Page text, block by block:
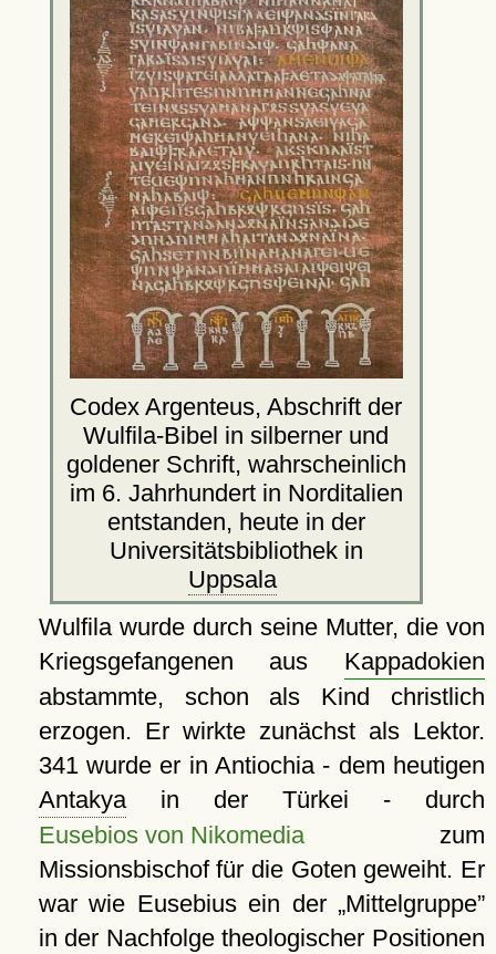
Codex Argenteus, Abschrift der
Wulfila-Bibel in silberner und
goldener Schrift, wahrscheinlich
im 6. Jahrhundert in Norditalien
entstanden, heute in der
Universitätsbibliothek in
Uppsala
Wulfila wurde durch seine Mutter, die von
Kriegsgefangenen aus Kappadokien
abstammte, schon als Kind christlich
erzogen. Er wirkte zunächst als Lektor.
341 wurde er in Antiochia - dem heutigen
Antakyain der Türkei - durch
Eusebios von Nikomediazum
Missionsbischof für die Goten geweiht. Er
war wie Eusebius ein der
Mittelgruppe
in der Nachfolge theologischer Positionen